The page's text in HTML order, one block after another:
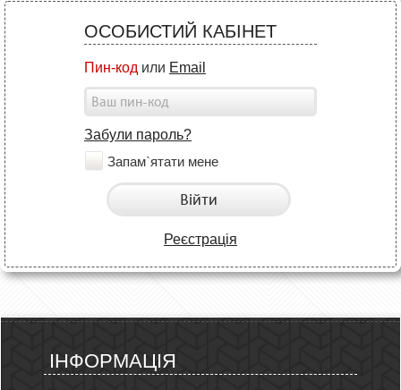
ОСОБИСТИЙ КАБІНЕТ
Пин-код или Email
Забули пароль?
Запам`ятати мене
Війти
Реєстрація
ІНФОРМАЦІЯ